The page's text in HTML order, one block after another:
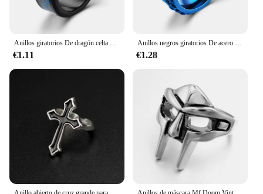
Anillos giratorios De dragón celta vikingo para hombres, acero inoxidable, antiestrés y Ansiedad, Relife, Anillos giratorios
€1.11
Anillos negros giratorios De acero inoxidable para hombres, cadena De nudillos giratorios con números romanos, ansiedad, Metal Fidget
€1.28